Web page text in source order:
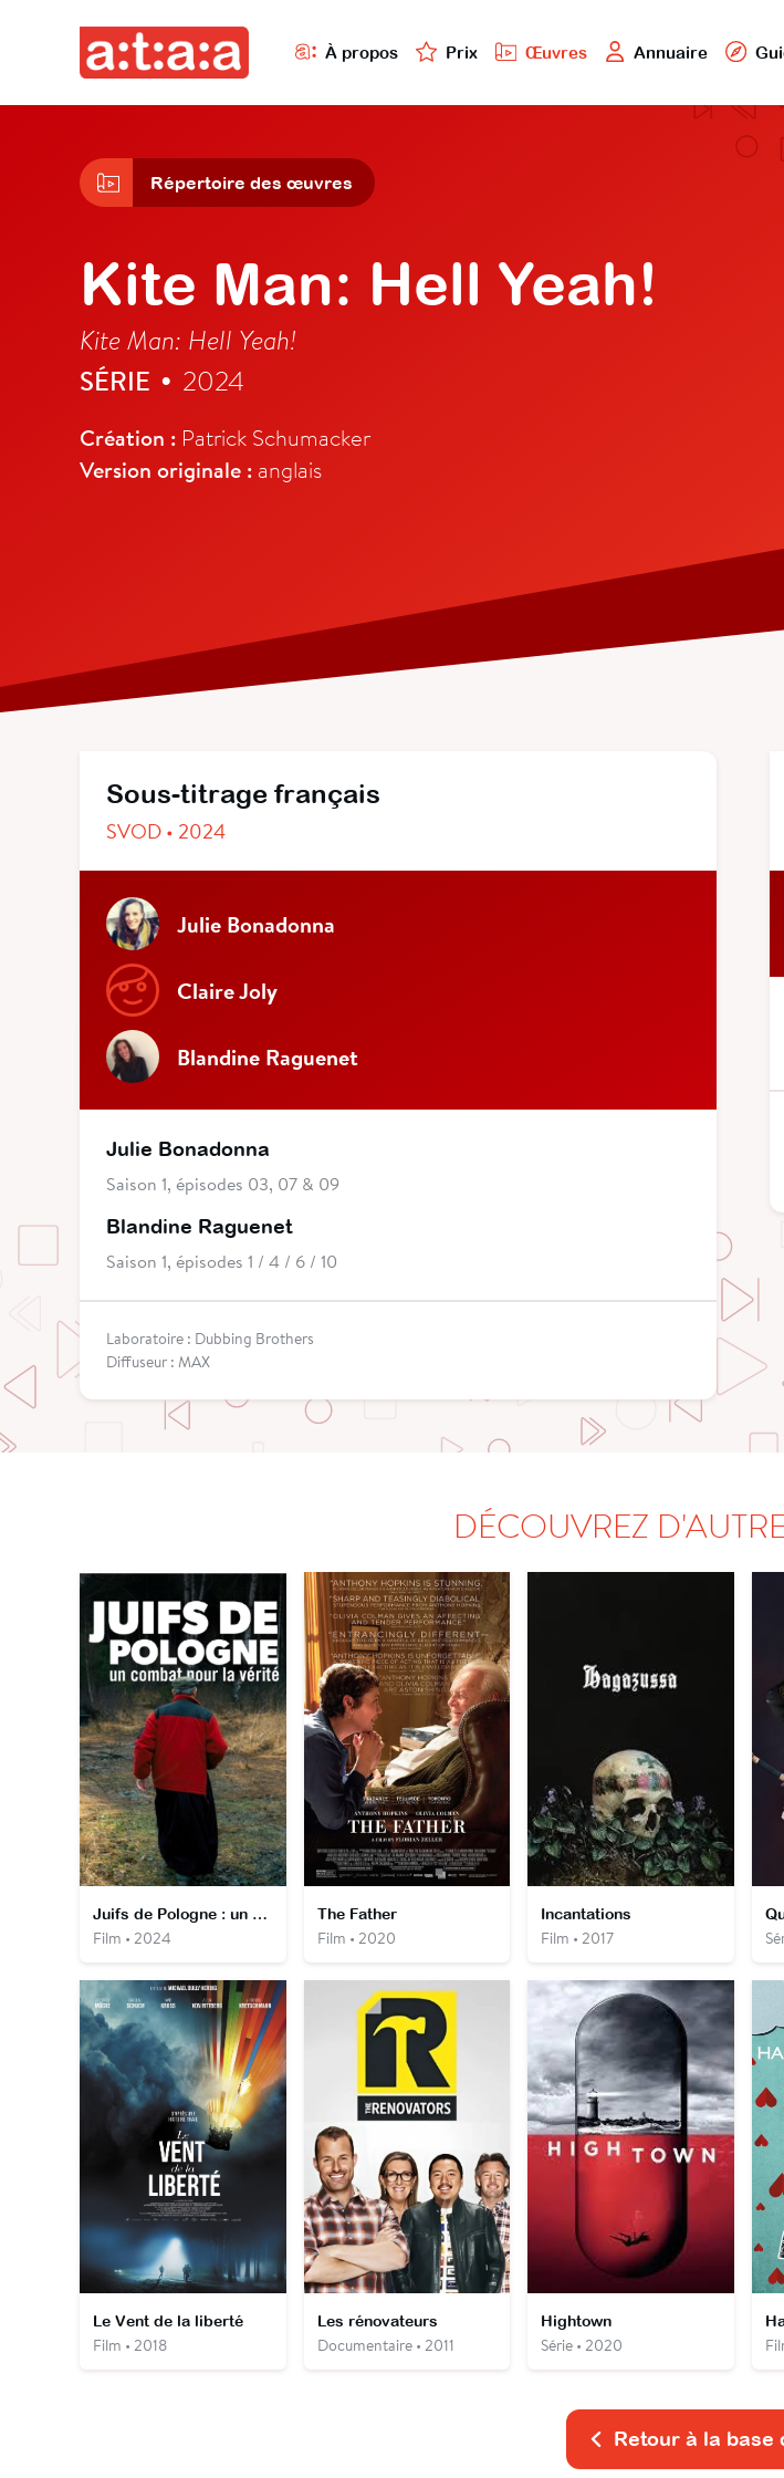
À propos Prix Œuvres Annuaire
Répertoire des œuvres
Kite Man: Hell Yeah!
Kite Man: Hell Yeah!
SÉRIE • 2024
Création : Patrick Schumacker
Version originale : anglais
Sous-titrage français
SVOD • 2024
Julie Bonadonna
Claire Joly
Blandine Raguenet
Julie Bonadonna
Saison 1, épisodes 03, 07 & 09
Blandine Raguenet
Saison 1, épisodes 1 / 4 / 6 / 10
Laboratoire : Dubbing Brothers
Diffuseur : MAX
DÉCOUVREZ
Juifs de Pologne : un combat pour la vérité
Film • 2024
The Father
Film • 2020
Incantations
Film • 2017
Le Vent de la liberté
Film • 2018
Les rénovateurs
Documentaire • 2011
Hightown
Série • 2020
Retour à la base